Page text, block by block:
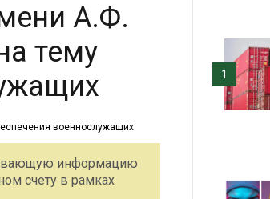
А.Ф.
тему
информацию
счету в рамках
1